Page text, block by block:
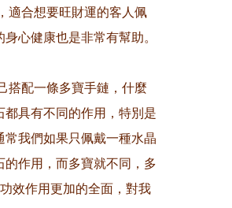
適合想要旺財運的客人佩
心健康也是非常有幫助。
搭配一條多寶手鏈，什麼
具有不同的作用，特別是
我們如果只佩戴一種水晶
作用，而多寶就不同，多
效作用更加的全面，對我